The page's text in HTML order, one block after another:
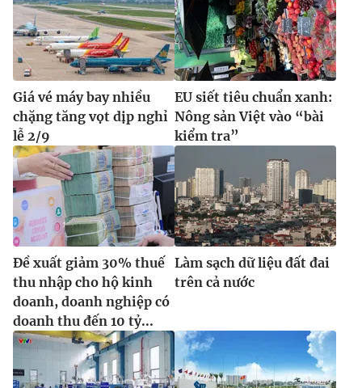
Giá vé máy bay nhiều
chặng tăng vọt dịp nghỉ
lễ 2/9
EU siết tiêu chuẩn xanh:
Nông sản Việt vào “bài
kiểm tra”
Đề xuất giảm 30% thuế
thu nhập cho hộ kinh
doanh, doanh nghiệp có
doanh thu đến 10 tỷ...
Làm sạch dữ liệu đất đai
trên cả nước